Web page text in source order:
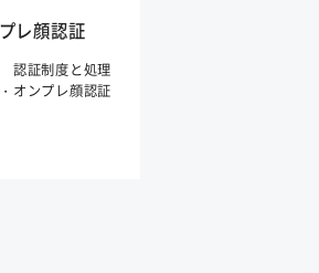
レ顔認証
認証制度と処理
オンプレ顔認証